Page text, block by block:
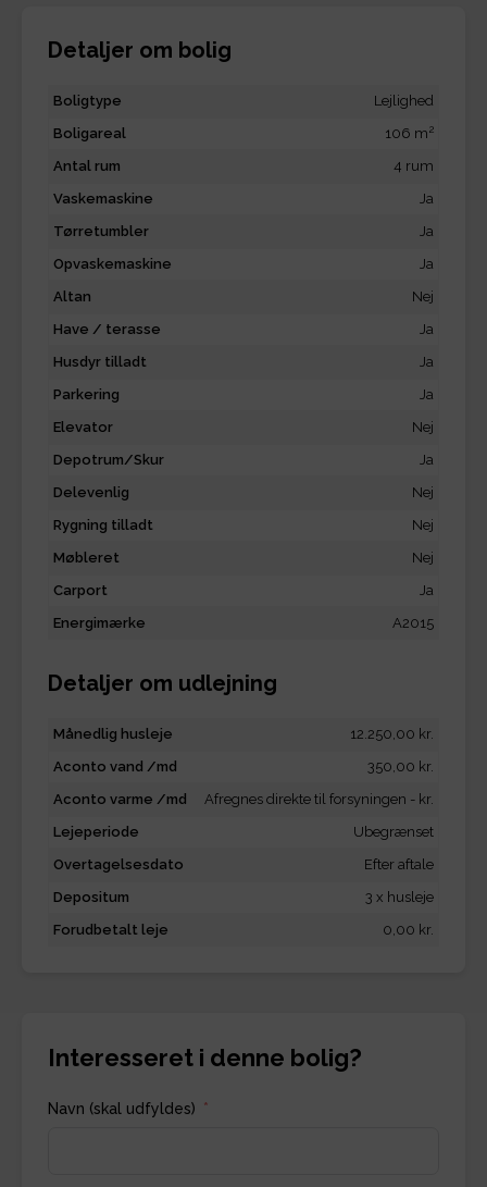
Detaljer om bolig
Boligtype
Lejlighed
Boligareal
106 m2
Antal rum
4 rum
Vaskemaskine
Ja
Tørretumbler
Ja
Opvaskemaskine
Ja
Altan
Nej
Have / terasse
Ja
Husdyr tilladt
Ja
Parkering
Ja
Elevator
Nej
Depotrum/Skur
Ja
Delevenlig
Nej
Rygning tilladt
Nej
Møbleret
Nej
Carport
Ja
Energimærke
A2015
Detaljer om udlejning
Månedlig husleje
12.250,00 kr.
Aconto vand /md
350,00 kr.
Aconto varme /md
Afregnes direkte til forsyningen - kr.
Lejeperiode
Ubegrænset
Overtagelsesdato
Efter aftale
Depositum
3 x husleje
Forudbetalt leje
0,00 kr.
Interesseret i denne bolig?
Navn (skal udfyldes)